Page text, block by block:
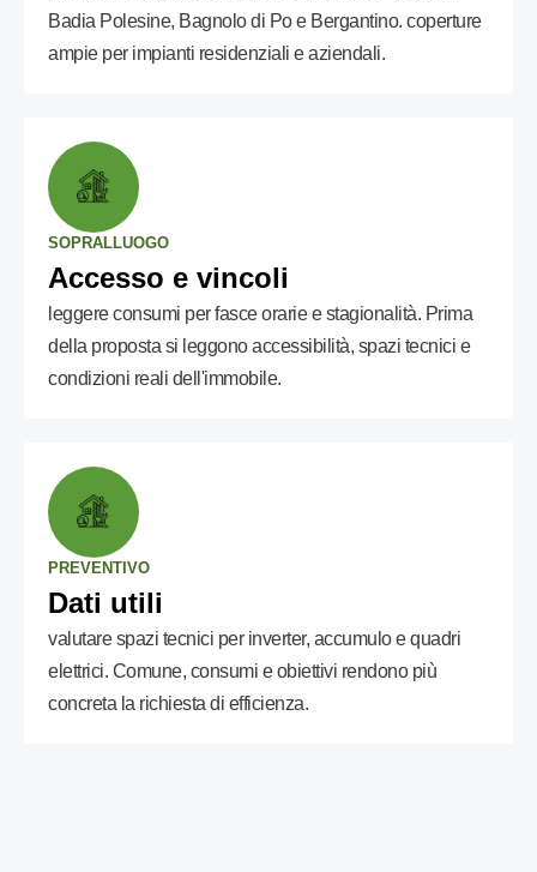
Badia Polesine, Bagnolo di Po e Bergantino. coperture
ampie per impianti residenziali e aziendali.
SOPRALLUOGO
Accesso e vincoli
leggere consumi per fasce orarie e stagionalità. Prima
della proposta si leggono accessibilità, spazi tecnici e
condizioni reali dell'immobile.
PREVENTIVO
Dati utili
valutare spazi tecnici per inverter, accumulo e quadri
elettrici. Comune, consumi e obiettivi rendono più
concreta la richiesta di efficienza.